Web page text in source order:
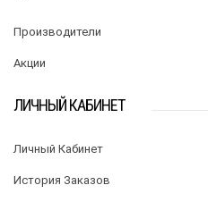
Производители
Акции
ЛИЧНЫЙ КАБИНЕТ
Личный Кабинет
История Заказов